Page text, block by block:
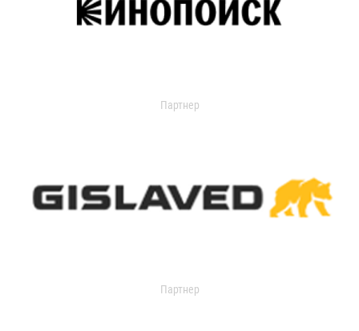
Партнер
Партнер